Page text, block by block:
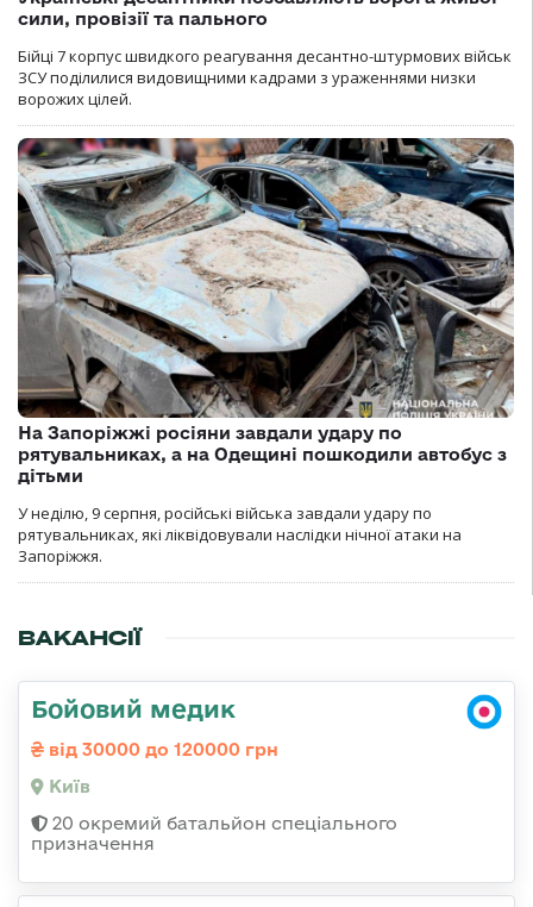
сили, провізії та пального
Бійці 7 корпус швидкого реагування десантно-штурмових військ
ЗСУ поділилися видовищними кадрами з ураженнями низки
ворожих цілей.
На Запоріжжі росіяни завдали удару по
рятувальниках, а на Одещині пошкодили автобус з
дітьми
У неділю, 9 серпня, російські війська завдали удару по
рятувальниках, які ліквідовували наслідки нічної атаки на
Запоріжжя.
ВАКАНСІЇ
Бойовий медик
від 30000 до 120000 грн
Київ
20 окремий батальйон спеціального
призначення